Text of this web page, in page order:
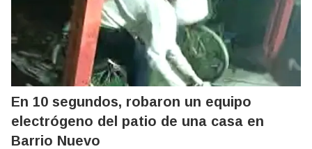
En 10 segundos, robaron un equipo
electrógeno del patio de una casa en
Barrio Nuevo